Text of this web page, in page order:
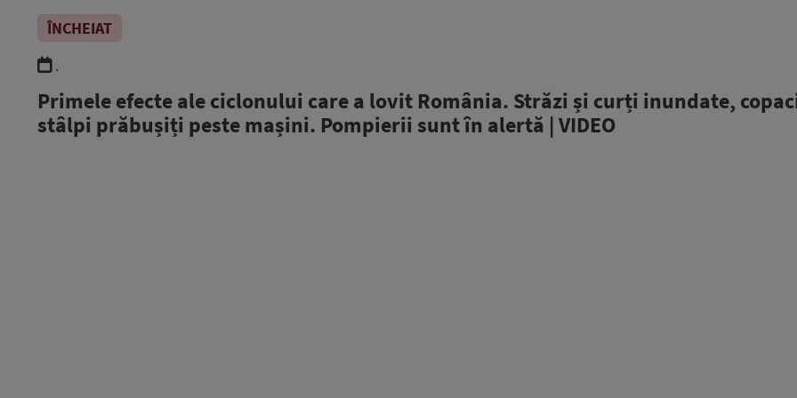
ÎNCHEIAT
.
Primele efecte ale ciclonului care a lovit România. Străzi și curți inundate,
stâlpi prăbușiți peste mașini. Pompierii sunt în alertă | VIDEO